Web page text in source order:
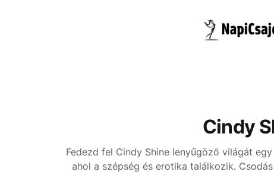
Cindy
Fedezd fel Cindy Shine lenyűgöző világát
ahol a szépség és erotika találkozik.